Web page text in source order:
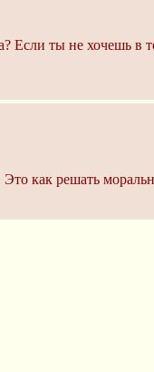
ты не хочешь в
как решать